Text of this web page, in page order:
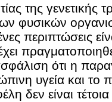
της γενετικής
φυσικών
περιπτώσεις
ότι η
υγεία και το
δεν είναι